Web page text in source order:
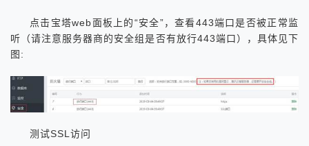
点击宝塔web面板上的“安全”，查看443端口是否被正常监
听（请注意服务器商的安全组是否有放行443端口），具体见下
图:
测试SSL访问